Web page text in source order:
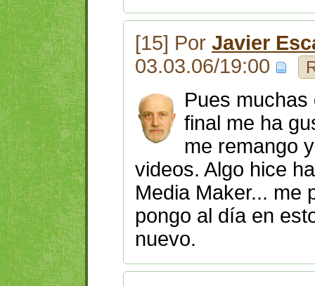
[15] Por Javier
03.03.06/19:00
Pues
final me ha
me remango
videos. Algo hice
Media Maker... me
pongo al día en
nuevo.